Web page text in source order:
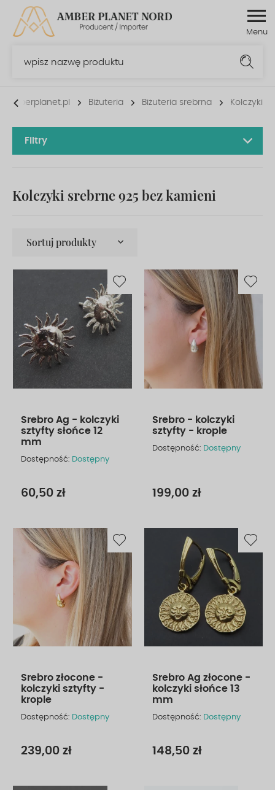
wpisz nazwę produktu
Menu
Biżuteria Biżuteria srebrna Kolczyki
Filtry
Kolczyki srebrne 925 bez kamieni
Sortuj produkty
Srebro Ag - kolczyki
sztyfty słońce 12
mm
Dostępność: Dostępny
60,50 zł
Srebro - kolczyki
sztyfty - krople
Dostępność: Dostępny
199,00 zł
Srebro złocone -
kolczyki sztyfty -
krople
Dostępność: Dostępny
239,00 zł
Srebro Ag złocone -
kolczyki słońce 13
mm
Dostępność: Dostępny
148,50 zł